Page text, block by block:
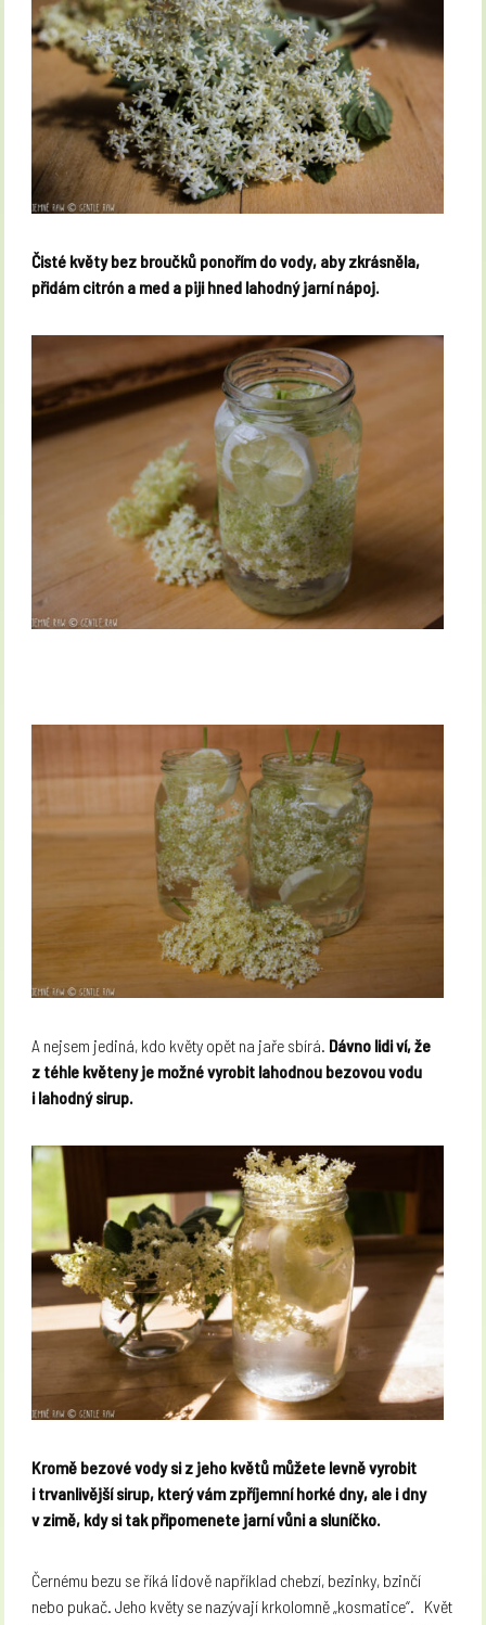
Čisté květy bez broučků ponořím do vody, aby zkrásněla,
přidám citrón a med a piji hned lahodný jarní nápoj.
A nejsem jediná, kdo květy opět na jaře sbírá. Dávno lidi ví, že
z téhle květeny je možné vyrobit lahodnou bezovou vodu
i lahodný sirup.
Kromě bezové vody si z jeho květů můžete levně vyrobit
i trvanlivější sirup, který vám zpříjemní horké dny, ale i dny
v zimě, kdy si tak připomenete jarní vůni a sluníčko.
Černému bezu se říká lidově například chebzí, bezinky, bzinčí
nebo pukač. Jeho květy se nazývají krkolomně „kosmatice“. Květ